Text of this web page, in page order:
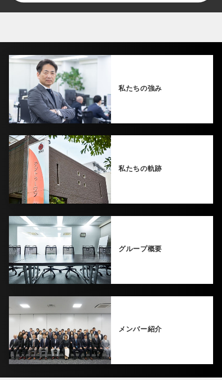
私たちの強み
私たちの軌跡
グループ概要
メンバー紹介